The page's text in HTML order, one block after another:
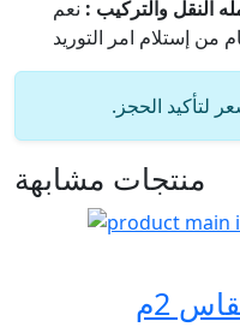
النقل والتركيب : نعم
لتأكيد الحجز.
منتجات مشابهة
2م